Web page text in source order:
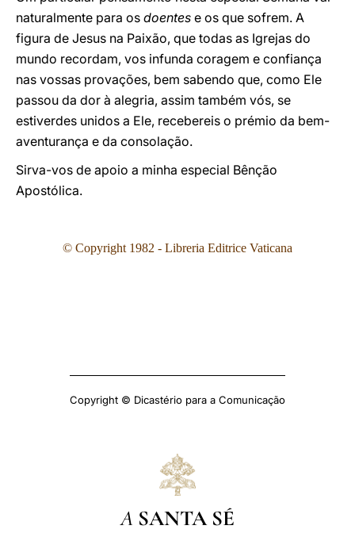
naturalmente para os doentes e os que sofrem. A
figura de Jesus na Paixão, que todas as Igrejas do
mundo recordam, vos infunda coragem e confiança
nas vossas provações, bem sabendo que, como Ele
passou da dor à alegria, assim também vós, se
estiverdes unidos a Ele, recebereis o prémio da bem-
aventurança e da consolação.
Sirva-vos de apoio a minha especial Bênção
Apostólica.
© Copyright 1982 - Libreria Editrice Vaticana
Copyright © Dicastério para a Comunicação
A SANTA SÉ